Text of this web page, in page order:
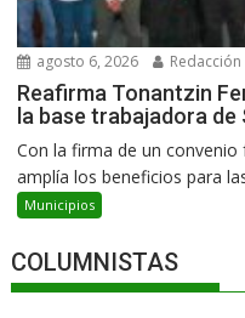
agosto 6, 2026 Redacción
Reafirma Tonantzin
la base trabajadora de
Con la firma de un
amplía los beneficios para
Municipios
COLUMNISTAS